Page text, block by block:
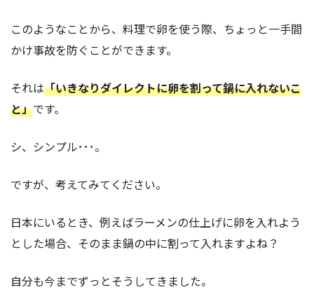
このようなことから、料理で卵を使う際、ちょっと一手間
かけ事故を防ぐことができます。
それは「いきなりダイレクトに卵を割って鍋に入れないこ
と」です。
シ、シンプル･･･。
ですが、考えてみてください。
日本にいるとき、例えばラーメンの仕上げに卵を入れよう
とした場合、そのまま鍋の中に割って入れますよね？
自分も今までずっとそうしてきました。